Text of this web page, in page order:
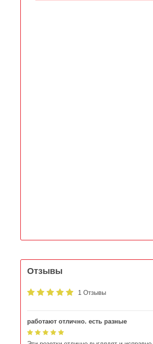
Отзывы
1 Отзывы
работают отлично. есть разные